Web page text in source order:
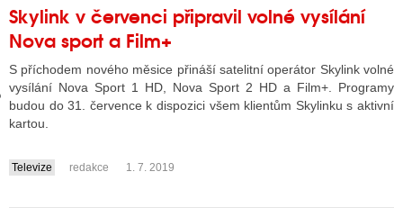
DISKUTÉRA NA RADIOTV
STARŠÍCH DISKUZÍ
Skylink v červenci připravil volné vysílání
Nova sport a Film+
S příchodem nového měsice přináší satelitní operátor Skylink volné
vysílání Nova Sport 1 HD, Nova Sport 2 HD a Film+. Programy
budou do 31. července k dispozici všem klientům Skylinku s aktivní
kartou.
....
Televize redakce 1. 7. 2019